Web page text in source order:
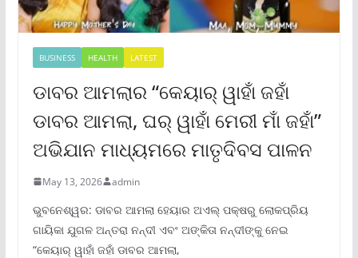
BUSINESS HEALTH LATEST
ଡାବର ଆମଲାର “କେୟାର୍ ୱାହାଁ ଜହାଁ
ଡାବର ଆମଲା, ଘର୍ ୱାହାଁ ମେରୀ ମାଁ ଜହାଁ”
ଅଭିଯାନ ମାଧ୍ୟମରେ ମାତୃଦିବସ ପାଳନ
May 13, 2026 admin
ଭୁବନେଶ୍ୱର: ଡାବର ଆମଲା ହେୟାର ଅଏଲ୍ ପକ୍ଷରୁ ଲୋକପ୍ରିୟ
ଗାୟିକା ଯୁଗଳ ଅନ୍ତରା ନନ୍ଦୀ ଏବଂ ଅଙ୍କିତା ନନ୍ଦୀଙ୍କୁ ନେଇ
“କେୟାର୍ ୱାହାଁ ଜହାଁ ଡାବର ଆମଲା,